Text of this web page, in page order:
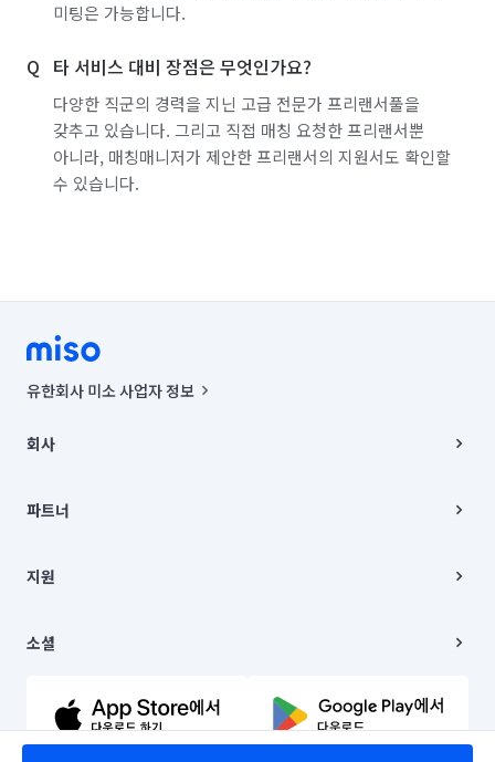
미팅은 가능합니다.
타 서비스 대비 장점은 무엇인가요?
다양한 직군의 경력을 지닌 고급 전문가 프리랜서풀을
갖추고 있습니다. 그리고 직접 매칭 요청한 프리랜서뿐
아니라, 매칭매니저가 제안한 프리랜서의 지원서도 확인할
수 있습니다.
유한회사 미소 사업자 정보
00019 |
주소 | 본사: 서울특별시 종로구 율곡로 6(중학동, 트윈트리빌딩) B동 5층
컨택센터 : 서울특별시 종로구 수송동 율곡로 24, 7층, 8층 미소
상품, 상품정보, 거래에 관한 의무와 책임은 거래당사자에게 있습니다.
언론 보도 관련 문의:
© 유한회사 미소. Miso, Inc. All Rights Reserved.
회사
채용
파트너
이사
지원
이용약관
문의하기
소셜
유튜브